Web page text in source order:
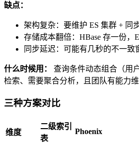
缺点：
架构复杂：要维护 ES 集群 + 同
存储成本翻倍：HBase 存一份，
同步延迟：可能有几秒的不一致
什么时候用：
查询条件动态组合（用
检索、需要聚合分析，且团队有能力维
三种方案对比
维度
二级索引
表
Phoenix